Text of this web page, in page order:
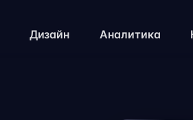
Дизайн Аналитика